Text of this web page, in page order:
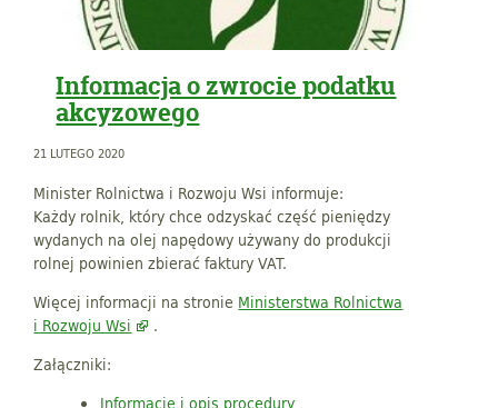
Informacja o zwrocie podatku
akcyzowego
21 LUTEGO 2020
Minister Rolnictwa i Rozwoju Wsi informuje:
Każdy rolnik, który chce odzyskać część pieniędzy
wydanych na olej napędowy używany do produkcji
rolnej powinien zbierać faktury VAT.
Więcej informacji na stronie Ministerstwa Rolnictwa
i Rozwoju Wsi
.
Załączniki:
Informacje i opis procedury